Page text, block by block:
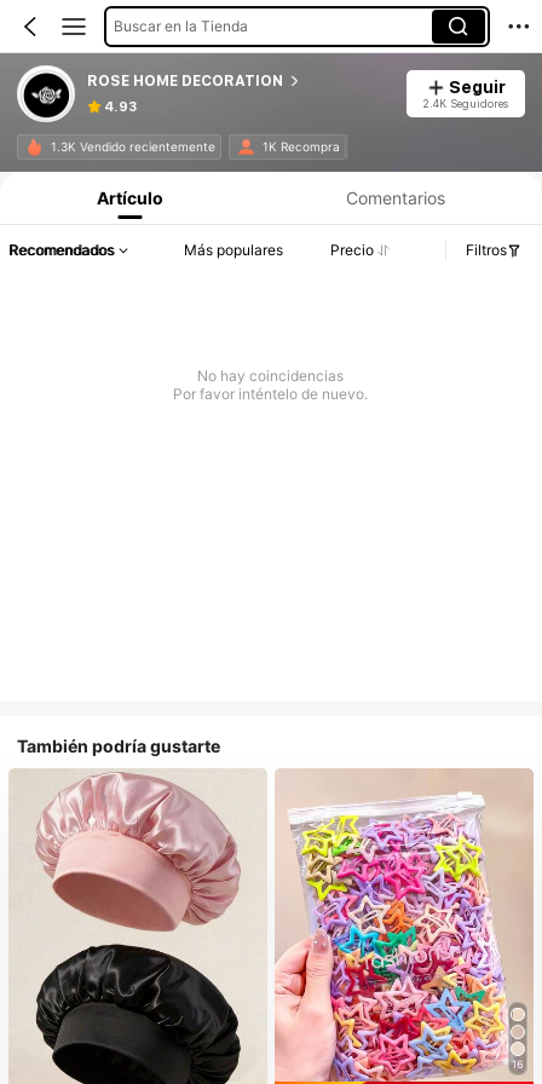
Buscar en la Tienda
ROSE HOME DECORATION
4.93
Seguir
2.4K Seguidores
1.3K Vendido recientemente 1K Recompra
Artículo Comentarios
Recomendados Más populares Precio Filtros
No hay coincidencias
Por favor inténtelo de nuevo.
También podría gustarte
16